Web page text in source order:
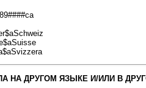
НА ДРУГОМ ЯЗЫКЕ И/ИЛИ В